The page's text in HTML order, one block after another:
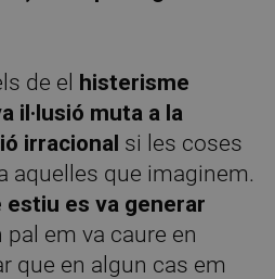
de el histerisme
il·lusió muta a la
irracional si les coses
aquelles que imaginem.
estiu es va generar
pal em va caure en
que en algun cas em